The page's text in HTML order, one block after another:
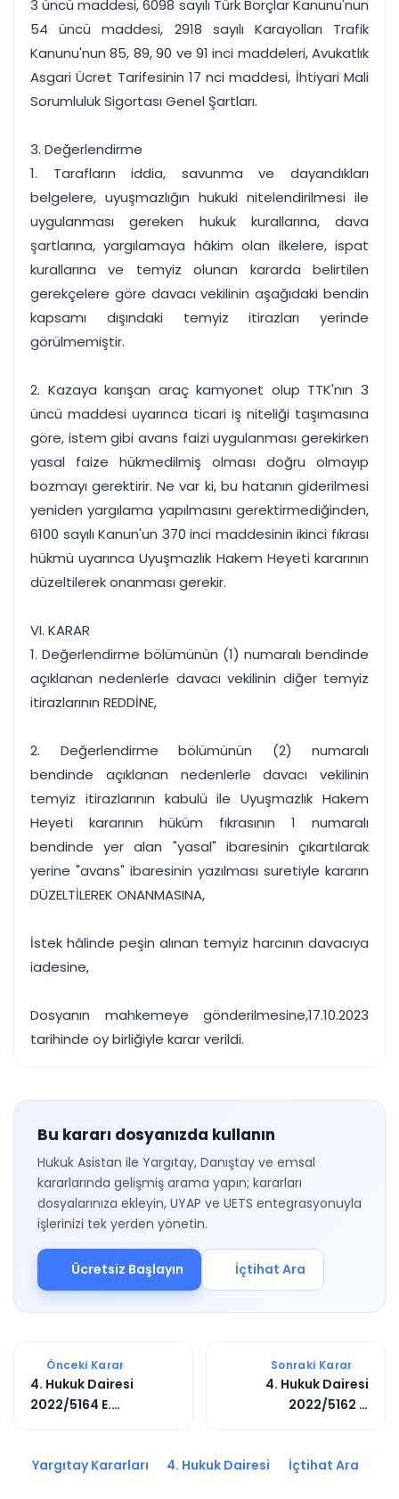
3 üncü maddesi, 6098 sayılı Türk Borçlar Kanunu'nun
54 üncü maddesi, 2918 sayılı Karayolları Trafik
Kanunu'nun 85, 89, 90 ve 91 inci maddeleri, Avukatlık
Asgari Ücret Tarifesinin 17 nci maddesi, İhtiyari Mali
Sorumluluk Sigortası Genel Şartları.
3. Değerlendirme
1. Tarafların iddia, savunma ve dayandıkları
belgelere, uyuşmazlığın hukuki nitelendirilmesi ile
uygulanması gereken hukuk kurallarına, dava
şartlarına, yargılamaya hâkim olan ilkelere, ispat
kurallarına ve temyiz olunan kararda belirtilen
gerekçelere göre davacı vekilinin aşağıdaki bendin
kapsamı dışındaki temyiz itirazları yerinde
görülmemiştir.
2. Kazaya karışan araç kamyonet olup TTK'nın 3
üncü maddesi uyarınca ticari iş niteliği taşımasına
göre, istem gibi avans faizi uygulanması gerekirken
yasal faize hükmedilmiş olması doğru olmayıp
bozmayı gerektirir. Ne var ki, bu hatanın giderilmesi
yeniden yargılama yapılmasını gerektirmediğinden,
6100 sayılı Kanun'un 370 inci maddesinin ikinci fıkrası
hükmü uyarınca Uyuşmazlık Hakem Heyeti kararının
düzeltilerek onanması gerekir.
VI. KARAR
1. Değerlendirme bölümünün (1) numaralı bendinde
açıklanan nedenlerle davacı vekilinin diğer temyiz
itirazlarının REDDİNE,
2. Değerlendirme bölümünün (2) numaralı
bendinde açıklanan nedenlerle davacı vekilinin
temyiz itirazlarının kabulü ile Uyuşmazlık Hakem
Heyeti kararının hüküm fıkrasının 1 numaralı
bendinde yer alan "yasal" ibaresinin çıkartılarak
yerine "avans" ibaresinin yazılması suretiyle kararın
DÜZELTİLEREK ONANMASINA,
İstek hâlinde peşin alınan temyiz harcının davacıya
iadesine,
Dosyanın mahkemeye gönderilmesine,17.10.2023
tarihinde oy birliğiyle karar verildi.
Bu kararı dosyanızda kullanın
Hukuk Asistan ile Yargıtay, Danıştay ve emsal
kararlarında gelişmiş arama yapın; kararları
dosyalarınıza ekleyin, UYAP ve UETS entegrasyonuyla
işlerinizi tek yerden yönetin.
Ücretsiz Başlayın İçtihat Ara
Önceki Karar
4. Hukuk Dairesi
2022/5164 E.
Sonraki Karar
4. Hukuk Dairesi
2022/5162 E.
Yargıtay Kararları 4. Hukuk Dairesi İçtihat Ara